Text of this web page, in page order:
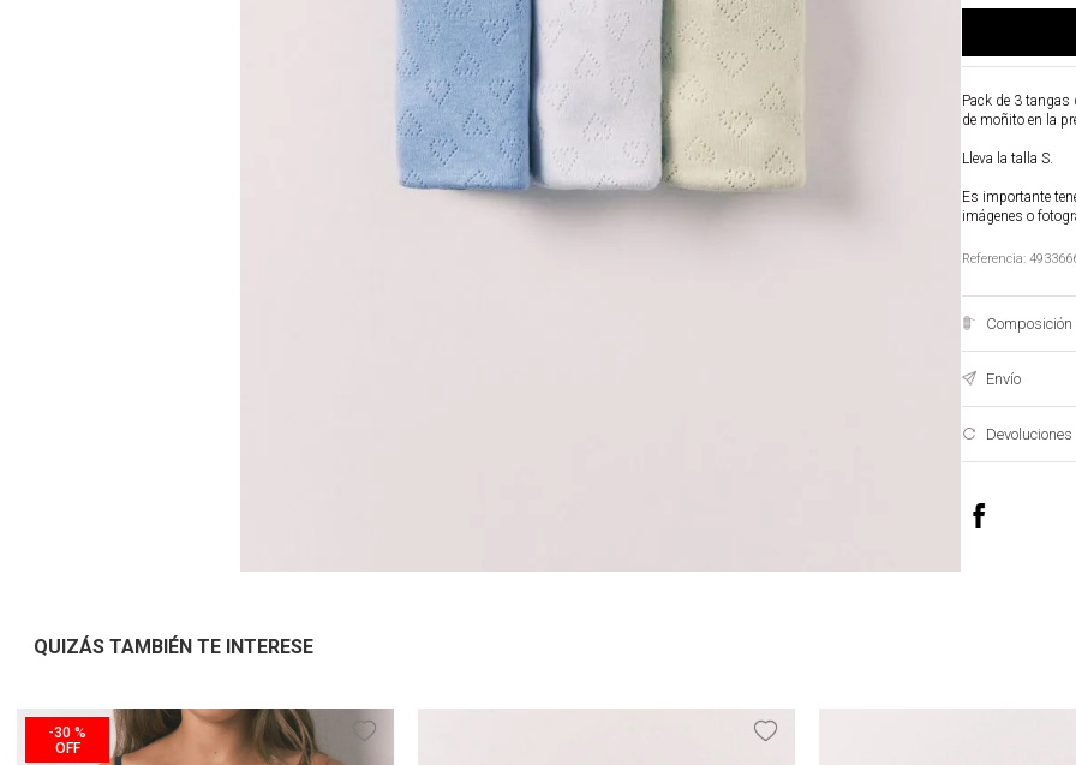
Pack de 3 tangas
de moñito en la
Lleva la talla S.
Es importante
imágenes o
Referencia:
Envío
Devoluciones
QUIZÁS TAMBIÉN TE INTERESE
-30 %